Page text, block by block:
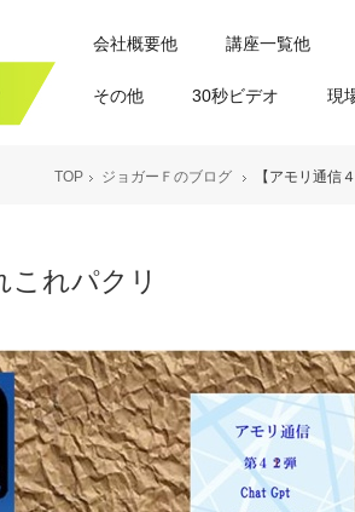
会社概要他 講座一覧他
その他 30秒ビデオ 現
TOP ジョガーＦのブログ 【アモリ通信
れパクリ